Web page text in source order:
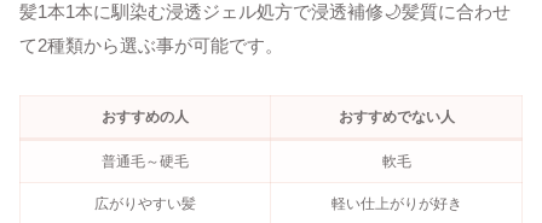
髪1本1本に馴染む浸透ジェル処方で浸透補修🌙髪質に合わせ
て2種類から選ぶ事が可能です。
おすすめの人 おすすめでない人
普通毛～硬毛 軟毛
広がりやすい髪 軽い仕上がりが好き